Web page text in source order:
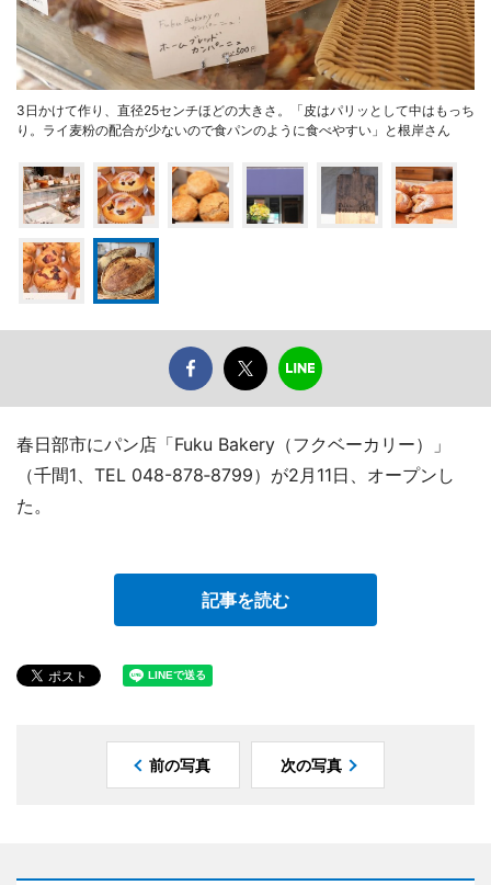
3日かけて作り、直径25センチほどの大きさ。「皮はパリッとして中はもっち
り。ライ麦粉の配合が少ないので食パンのように食べやすい」と根岸さん
春日部市にパン店「Fuku Bakery（フクベーカリー）」
（千間1、TEL 048-878‐8799）が2月11日、オープンし
た。
記事を読む
前の写真 次の写真